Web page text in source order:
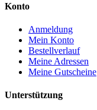
Konto
Anmeldung
Mein Konto
Bestellverlauf
Meine Adressen
Meine Gutscheine
Unterstützung